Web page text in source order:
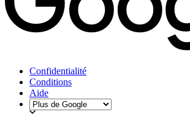
Confidentialité
Conditions
Aide